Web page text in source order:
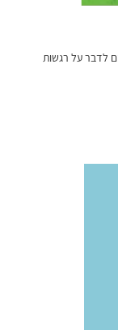
לדבר על רגשות